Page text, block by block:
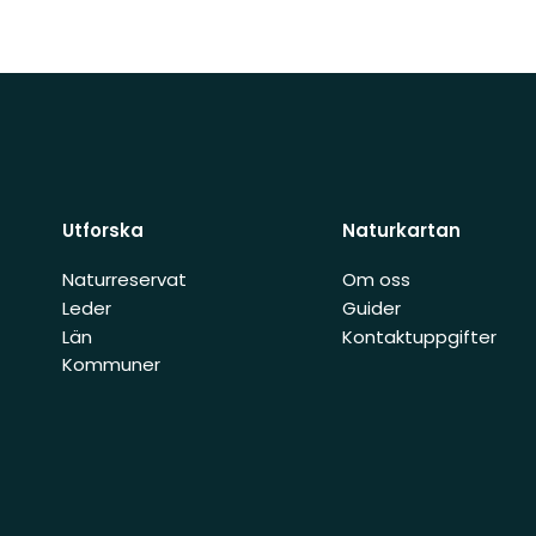
Utforska
Naturreservat
Leder
Län
Kommuner
Naturkartan
Om oss
Guider
Kontaktuppgifter